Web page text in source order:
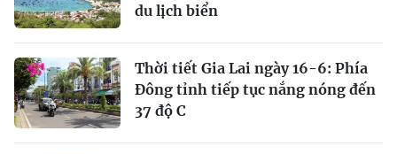
du lịch biển
Thời tiết Gia Lai ngày 16-6: Phía
Đông tỉnh tiếp tục nắng nóng đến
37 độ C